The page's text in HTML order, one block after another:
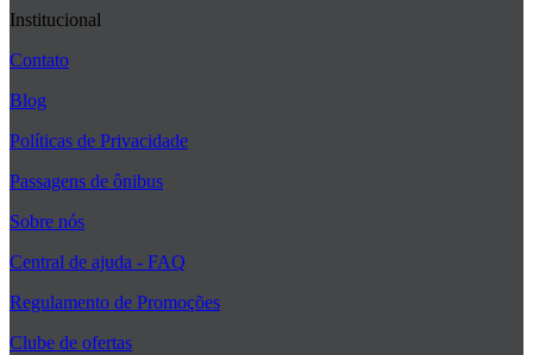
Institucional
Contato
Blog
Políticas de Privacidade
Passagens de ônibus
Sobre nós
Central de ajuda - FAQ
Regulamento de Promoções
Clube de ofertas